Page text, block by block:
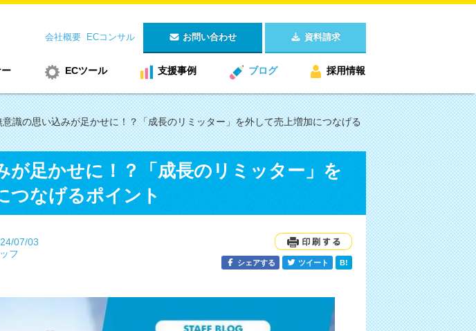
会社概要 ECコンサル お問い合わせ 資料請求
ECツール 支援事例 ブログ 採用情報
意識の思い込みが足かせに！？「成長のリミッター」を外して売上増加につなげる
が足かせに！？「成長のリミッター」を
つなげるポイント
07/03
フ
シェアする ツイート B!